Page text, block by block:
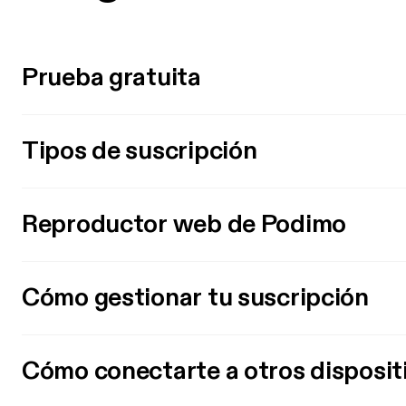
Prueba gratuita
Tipos de suscripción
Reproductor web de Podimo
Cómo gestionar tu suscripción
Cómo conectarte a otros